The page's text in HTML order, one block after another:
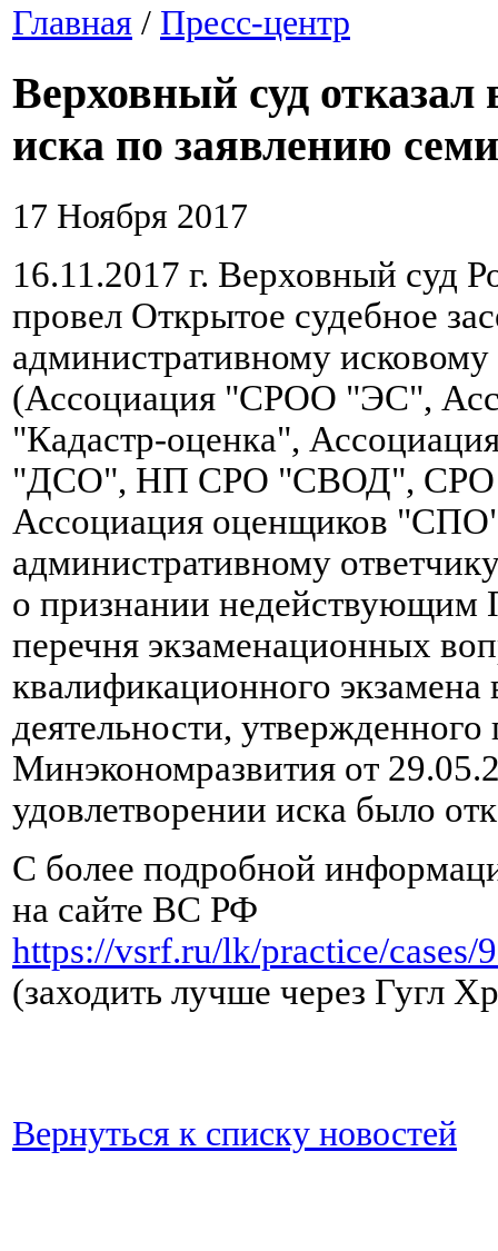
Главная / Пресс-центр
Верховный суд отказал
иска по заявлению
17 Ноября 2017
16.11.2017 г. Верховный суд
провел Открытое судебное
административному
(Ассоциация "СРОО "ЭС",
"Кадастр-оценка",
"ДСО", НП СРО "СВОД",
Ассоциация оценщиков
административному
о признании недействующим
перечня экзаменационных
квалификационного экзамена
деятельности, утвержденного
Минэкономразвития от
удовлетворении иска было
С более подробной
на сайте ВС РФ
https://vsrf.ru/lk/practice/cases/
(заходить лучше через Гугл
Вернуться к списку новостей